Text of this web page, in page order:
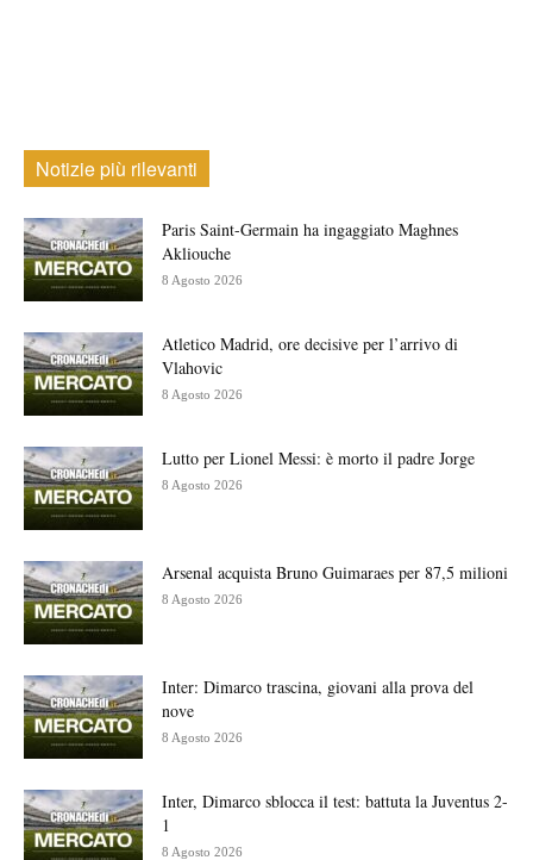
Notizie più rilevanti
Paris Saint-Germain ha ingaggiato Maghnes
Akliouche
8 Agosto 2026
Atletico Madrid, ore decisive per l’arrivo di
Vlahovic
8 Agosto 2026
Lutto per Lionel Messi: è morto il padre Jorge
8 Agosto 2026
Arsenal acquista Bruno Guimaraes per 87,5 milioni
8 Agosto 2026
Inter: Dimarco trascina, giovani alla prova del
nove
8 Agosto 2026
Inter, Dimarco sblocca il test: battuta la Juventus 2-
1
8 Agosto 2026